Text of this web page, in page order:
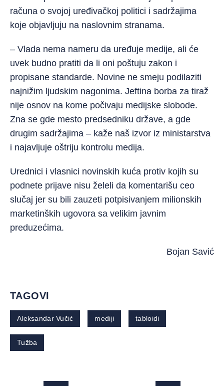
računa o svojoj uređivačkoj politici i sadržajima
koje objavljuju na naslovnim stranama.
– Vlada nema nameru da uređuje medije, ali će
uvek budno pratiti da li oni poštuju zakon i
propisane standarde. Novine ne smeju podilaziti
najnižim ljudskim nagonima. Jeftina borba za tiraž
nije osnov na kome počivaju medijske slobode.
Zna se gde mesto predsedniku države, a gde
drugim sadržajima – kaže naš izvor iz ministarstva
i najavljuje oštriju kontrolu medija.
Urednici i vlasnici novinskih kuća protiv kojih su
podnete prijave nisu želeli da komentarišu ceo
slučaj jer su bili zauzeti potpisivanjem milionskih
marketinških ugovora sa velikim javnim
preduzećima.
Bojan Savić
TAGOVI
Aleksandar Vučić mediji tabloidi
Tužba